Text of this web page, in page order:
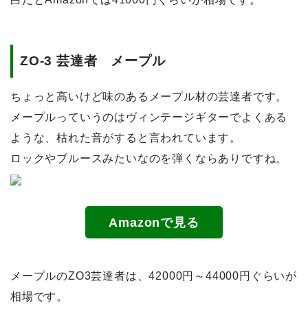
ZO-3 芸達者 メープル
ちょっと高いけど味のあるメープル材の芸達者です。
メープルっていうのはヴィンテージギターでよくある
ような、枯れた音がすると言われています。
ロックやブルースみたいなのを弾くならありですね。
Amazonで見る
メープルのZO3芸達者は、42000円～44000円ぐらいが
相場です。